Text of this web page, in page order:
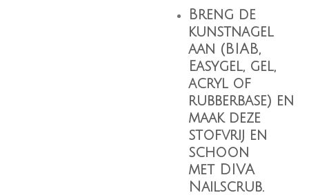
Breng de
kunstnagel
aan (BIAB,
Easygel, gel,
acryl of
rubberbase) en
maak deze
stofvrij en
schoon
met DIVA
Nailscrub.